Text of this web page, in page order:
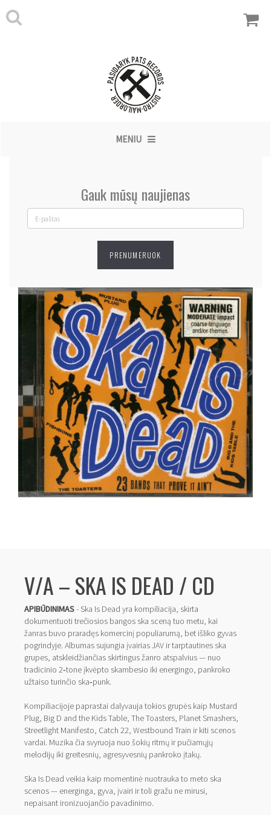
MENIU
Gauk mūsų naujienas
V/A – SKA IS DEAD / CD
APIBŪDINIMAS- Ska Is Dead yra kompiliacija, skirta
dokumentuoti trečiosios bangos ska sceną tuo metu, kai
žanras buvo praradęs komercinį populiarumą, bet išliko gyvas
pogrindyje. Albumas sujungia įvairias JAV ir tarptautines ska
grupes, atskleidžiančias skirtingus žanro atspalvius — nuo
tradicinio 2‑tone įkvėpto skambesio iki energingo, pankroko
užtaiso turinčio ska‑punk.
Kompiliacijoje paprastai dalyvauja tokios grupės kaip Mustard
Plug, Big D and the Kids Table, The Toasters, Planet Smashers,
Streetlight Manifesto, Catch 22, Westbound Train ir kiti scenos
vardai. Muzika čia svyruoja nuo šokių ritmų ir pučiamųjų
melodijų iki greitesnių, agresyvesnių pankroko įtakų.
Ska Is Dead veikia kaip momentinė nuotrauka to meto ska
scenos — energinga, gyva, įvairi ir toli gražu ne mirusi,
nepaisant ironizuojančio pavadinimo.